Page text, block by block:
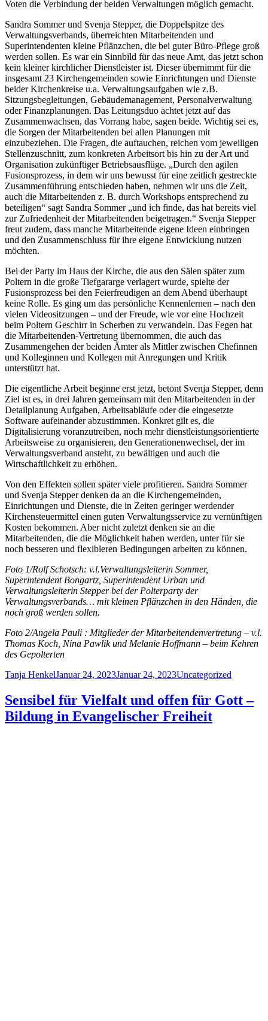
Voten die Verbindung der beiden Verwaltungen möglich gemacht.
Sandra Sommer und Svenja Stepper, die Doppelspitze des
Verwaltungsverbands, überreichten Mitarbeitenden und
Superintendenten kleine Pflänzchen, die bei guter Büro-Pflege groß
werden sollen. Es war ein Sinnbild für das neue Amt, das jetzt schon
kein kleiner kirchlicher Dienstleister ist. Dieser übernimmt für die
insgesamt 23 Kirchengemeinden sowie Einrichtungen und Dienste
beider Kirchenkreise u.a. Verwaltungsaufgaben wie z.B.
Sitzungsbegleitungen, Gebäudemanagement, Personalverwaltung
oder Finanzplanungen. Das Leitungsduo achtet jetzt auf das
Zusammenwachsen, das Vorrang habe, sagen beide. Wichtig sei es,
die Sorgen der Mitarbeitenden bei allen Planungen mit
einzubeziehen. Die Fragen, die auftauchen, reichen vom jeweiligen
Stellenzuschnitt, zum konkreten Arbeitsort bis hin zu der Art und
Organisation zukünftiger Betriebsausflüge. „Durch den agilen
Fusionsprozess, in dem wir uns bewusst für eine zeitlich gestreckte
Zusammenführung entschieden haben, nehmen wir uns die Zeit,
auch die Mitarbeitenden z. B. durch Workshops entsprechend zu
beteiligen“ sagt Sandra Sommer „und ich finde, das hat bereits viel
zur Zufriedenheit der Mitarbeitenden beigetragen.“ Svenja Stepper
freut zudem, dass manche Mitarbeitende eigene Ideen einbringen
und den Zusammenschluss für ihre eigene Entwicklung nutzen
möchten.
Bei der Party im Haus der Kirche, die aus den Sälen später zum
Poltern in die große Tiefgararge verlagert wurde, spielte der
Fusionsprozess bei den Feierfreudigen an dem Abend überhaupt
keine Rolle. Es ging um das persönliche Kennenlernen – nach den
vielen Videositzungen – und der Freude, wie vor eine Hochzeit
beim Poltern Geschirr in Scherben zu verwandeln. Das Fegen hat
die Mitarbeitenden-Vertretung übernommen, die auch das
Zusammengehen der beiden Ämter als Mittler zwischen Chefinnen
und Kolleginnen und Kollegen mit Anregungen und Kritik
unterstützt hat.
Die eigentliche Arbeit beginne erst jetzt, betont Svenja Stepper, denn
Ziel ist es, in drei Jahren gemeinsam mit den Mitarbeitenden in der
Detailplanung Aufgaben, Arbeitsabläufe oder die eingesetzte
Software aufeinander abzustimmen. Konkret gilt es, die
Digitalisierung voranzutreiben, noch mehr dienstleistungsorientierte
Arbeitsweise zu organisieren, den Generationenwechsel, der im
Verwaltungsverband ansteht, zu bewältigen und auch die
Wirtschaftlichkeit zu erhöhen.
Von den Effekten sollen später viele profitieren. Sandra Sommer
und Svenja Stepper denken da an die Kirchengemeinden,
Einrichtungen und Dienste, die in Zeiten geringer werdender
Kirchensteuermittel einen guten Verwaltungsservice zu vernünftigen
Kosten bekommen. Aber nicht zuletzt denken sie an die
Mitarbeitenden, die die Möglichkeit haben werden, unter für sie
noch besseren und flexibleren Bedingungen arbeiten zu können.
Foto 1/Rolf Schotsch: v.l.Verwaltungsleiterin Sommer,
Superintendent Bongartz, Superintendent Urban und
Verwaltungsleiterin Stepper bei der Polterparty der
Verwaltungsverbands… mit kleinen Pflänzchen in den Händen, die
noch groß werden sollen.
Foto 2/Angela Pauli : Mitglieder der Mitarbeitendenvertretung – v.l.
Thomas Koch, Nina Pawlik und Melanie Hoffmann – beim Kehren
des Gepolterten
Author
Tanja HenkelPosted
Januar 24, 2023Januar 24, 2023Categories
Uncategorized
Sensibel für Vielfalt und offen für Gott –
Bildung in Evangelischer Freiheit